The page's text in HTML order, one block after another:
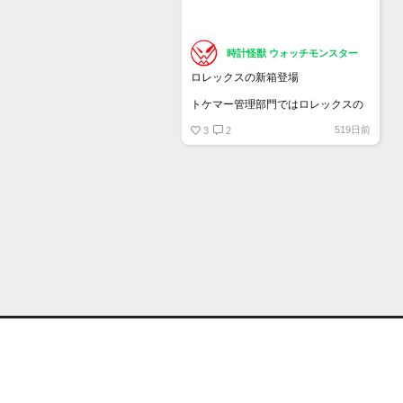
時計怪獣 ウォッチモンスター
ロレックスの新箱登場
トケマー管理部門ではロレックスの
・旧デザイン Mサイズ 2.5万円 / Sサ
イズ 2.25
3 2 519日前